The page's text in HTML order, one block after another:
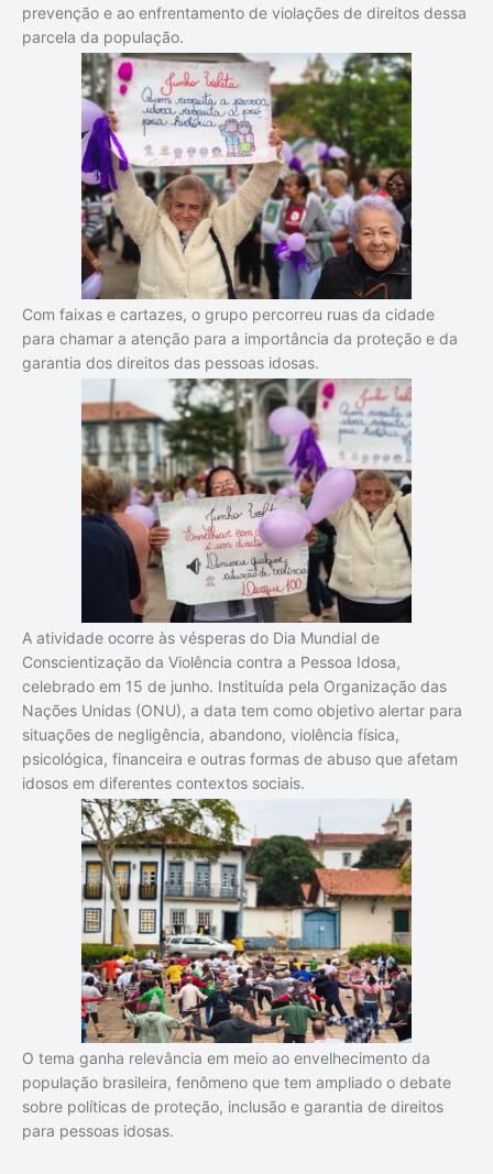
prevenção e ao enfrentamento de violações de direitos dessa
parcela da população.
Com faixas e cartazes, o grupo percorreu ruas da cidade
para chamar a atenção para a importância da proteção e da
garantia dos direitos das pessoas idosas.
A atividade ocorre às vésperas do Dia Mundial de
Conscientização da Violência contra a Pessoa Idosa,
celebrado em 15 de junho. Instituída pela Organização das
Nações Unidas (ONU), a data tem como objetivo alertar para
situações de negligência, abandono, violência física,
psicológica, financeira e outras formas de abuso que afetam
idosos em diferentes contextos sociais.
O tema ganha relevância em meio ao envelhecimento da
população brasileira, fenômeno que tem ampliado o debate
sobre políticas de proteção, inclusão e garantia de direitos
para pessoas idosas.